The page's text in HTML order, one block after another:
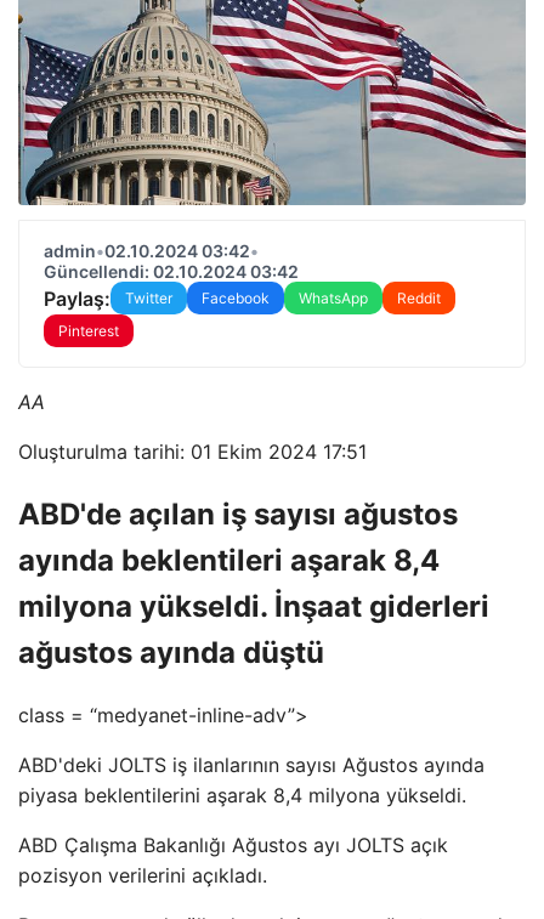
admin•02.10.2024 03:42•
Güncellendi: 02.10.2024 03:42
Paylaş: Twitter Facebook WhatsApp
Reddit
Pinterest
AA
Oluşturulma tarihi: 01 Ekim 2024 17:51
ABD'de açılan iş sayısı ağustos
ayında beklentileri aşarak 8,4
milyona yükseldi. İnşaat giderleri
ağustos ayında düştü
class = “medyanet-inline-adv”>
ABD'deki JOLTS iş ilanlarının sayısı Ağustos ayında
piyasa beklentilerini aşarak 8,4 milyona yükseldi.
ABD Çalışma Bakanlığı Ağustos ayı JOLTS açık
pozisyon verilerini açıkladı.